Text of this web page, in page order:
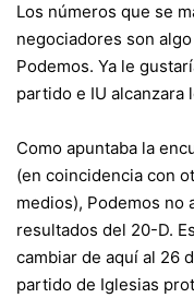
Los números que se
negociadores son
Podemos. Ya le
partido e IU alcanzara
Como apuntaba la
(en coincidencia con
medios), Podemos no
resultados del 20-D.
cambiar de aquí al 26
partido de Iglesias